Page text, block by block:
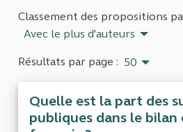
Classement des propositions
Avec le plus d'auteurs
Résultats par page : 50
Quelle est la part des
publiques dans le bilan